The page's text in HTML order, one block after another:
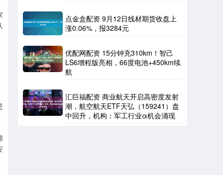
点金盒配资 9月12日线材期货收盘上
涨0.06%，报3284元
优配网配资 15分钟充310km！智己
LS6增程版亮相，66度电池+450km续
航
汇巨福配资 商业航天开启高密度发射
潮，航空航天ETF天弘（159241）盘
中回升，机构：军工行业α机会涌现